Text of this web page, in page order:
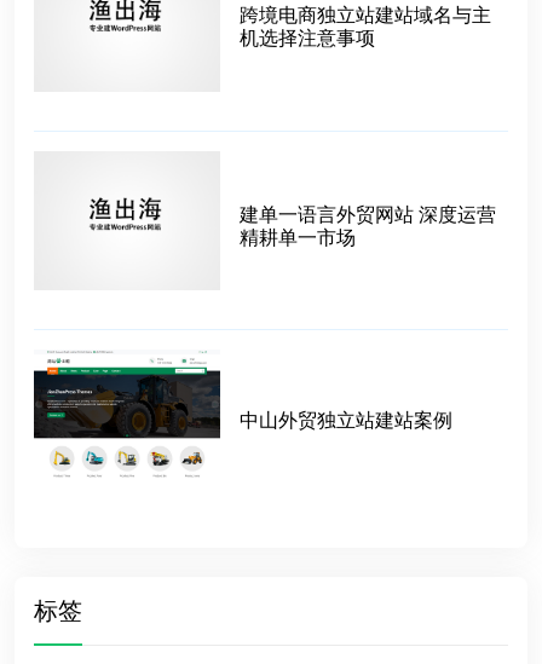
跨境电商独立站建站域名与主
机选择注意事项
建单一语言外贸网站 深度运营
精耕单一市场
中山外贸独立站建站案例
标签